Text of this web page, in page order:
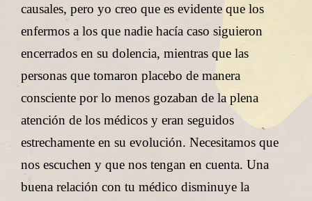
causales, pero yo creo que es evidente que los
enfermos a los que nadie hacía caso siguieron
encerrados en su dolencia, mientras que las
personas que tomaron placebo de manera
consciente por lo menos gozaban de la plena
atención de los médicos y eran seguidos
estrechamente en su evolución. Necesitamos que
nos escuchen y que nos tengan en cuenta. Una
buena relación con tu médico disminuye la